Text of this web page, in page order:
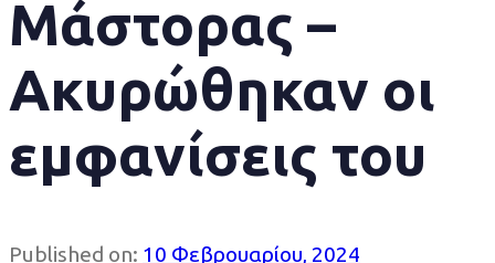
Μάστορας –
Ακυρώθηκαν οι
εμφανίσεις του
Published on: 10 Φεβρουαρίου, 2024